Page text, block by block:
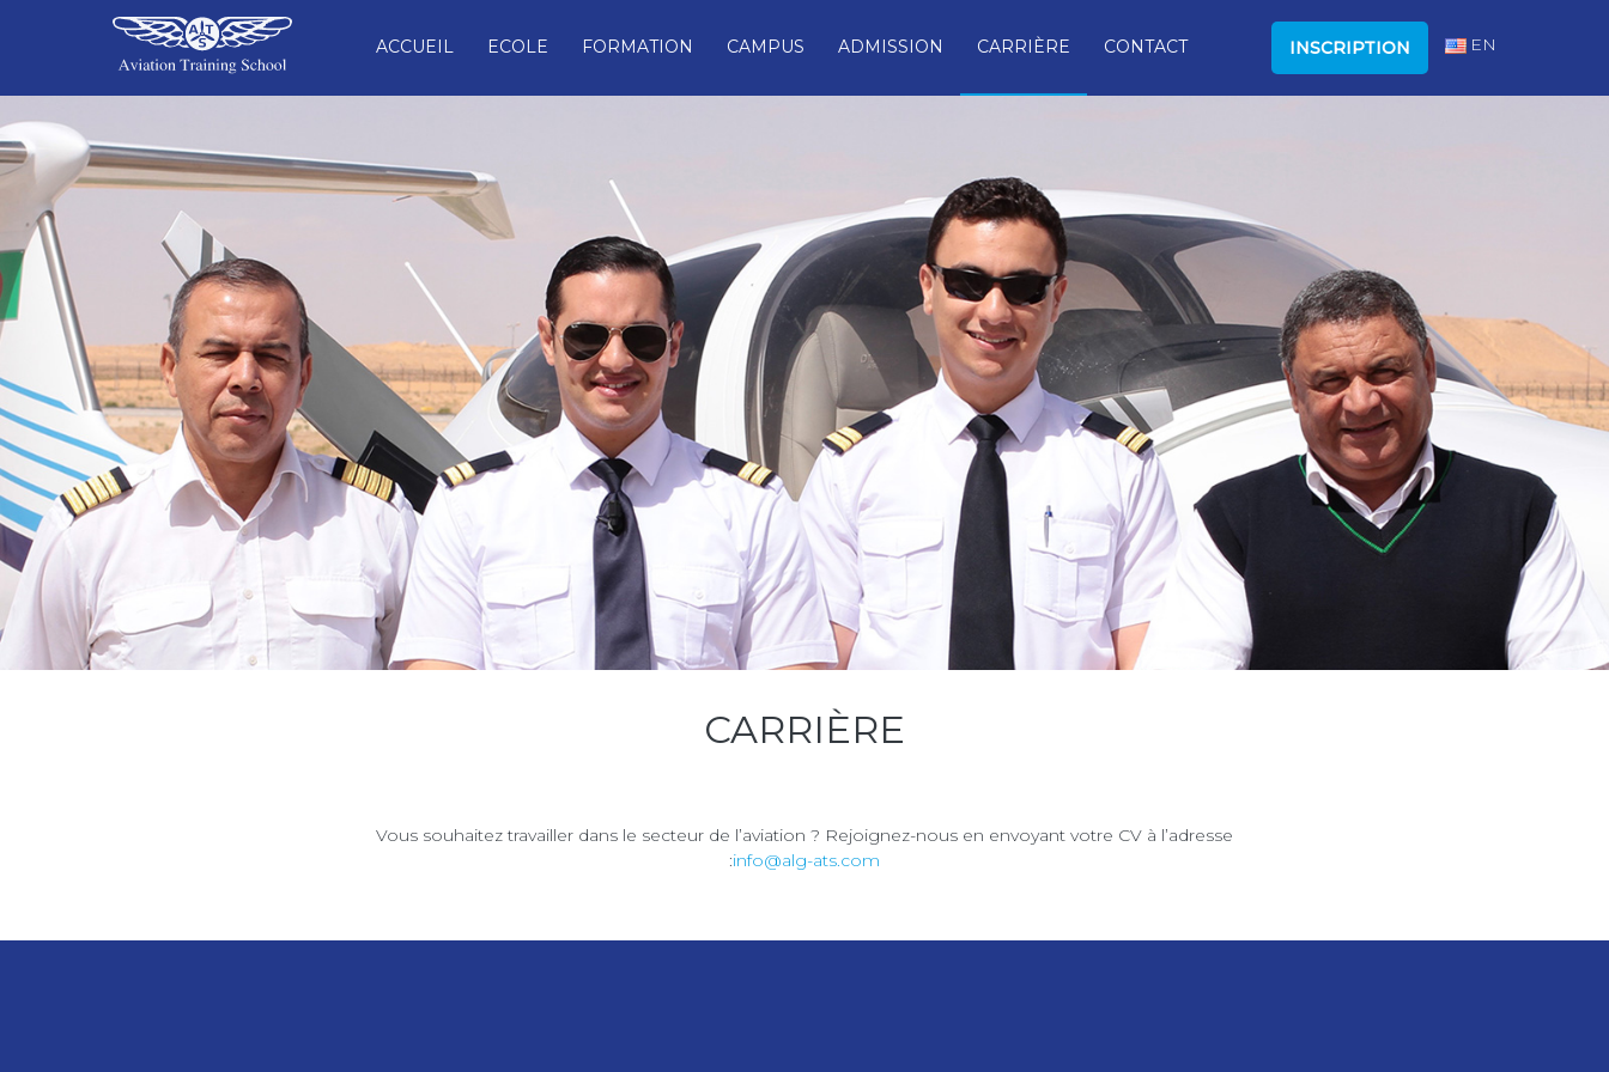
EN
INSCRIPTION
ACCUEIL ECOLE FORMATION CAMPUS ADMISSION CARRIÈRE CONTACT
CARRIÈRE
Vous souhaitez travailler dans le secteur de l’aviation ? Rejoignez-nous en envoyant votre CV à l’adresse
:info@alg-ats.com